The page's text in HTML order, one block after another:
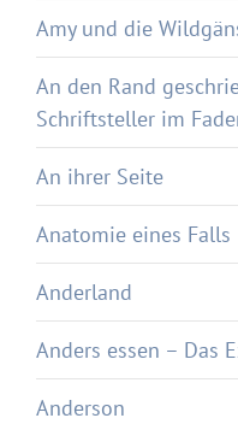
Amy und die
An den Rand
Schriftsteller im
An ihrer Seite
Anatomie eines Falls
Anderland
Anders essen – Das
Anderson